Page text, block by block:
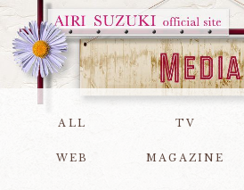
ALL TV
WEB MAGAZINE